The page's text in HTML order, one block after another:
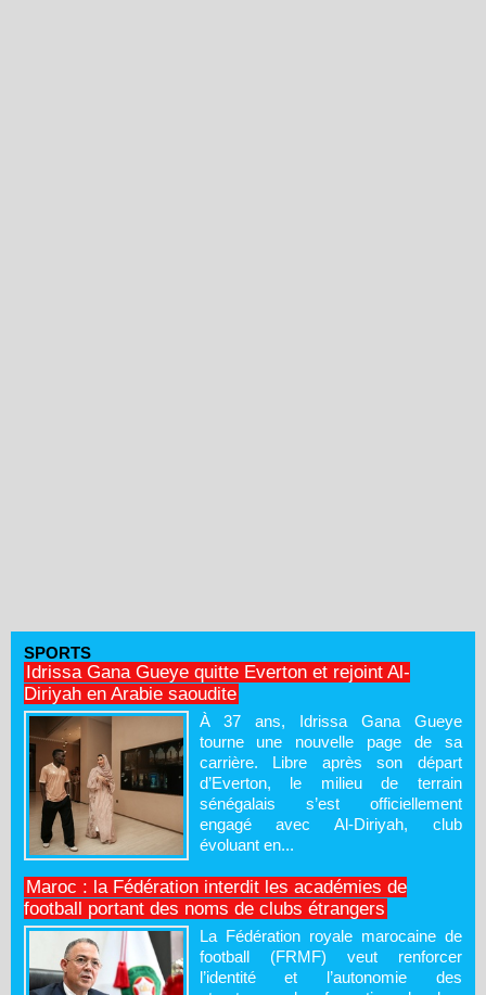
SPORTS
Idrissa Gana Gueye quitte Everton et rejoint Al-
Diriyah en Arabie saoudite
À 37 ans, Idrissa Gana Gueye
tourne une nouvelle page de sa
carrière. Libre après son départ
d’Everton, le milieu de terrain
sénégalais s’est officiellement
engagé avec Al-Diriyah, club
évoluant en...
Maroc : la Fédération interdit les académies de
football portant des noms de clubs étrangers
La Fédération royale marocaine de
football (FRMF) veut renforcer
l’identité et l’autonomie des